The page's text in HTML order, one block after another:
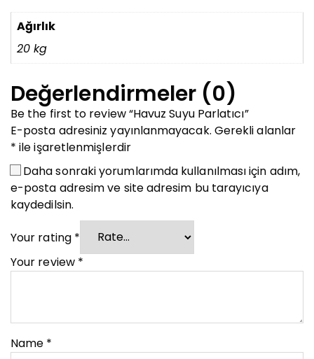
Ağırlık
20 kg
Değerlendirmeler (0)
Be the first to review “Havuz Suyu Parlatıcı”
E-posta adresiniz yayınlanmayacak. Gerekli alanlar
* ile işaretlenmişlerdir
Daha sonraki yorumlarımda kullanılması için adım,
e-posta adresim ve site adresim bu tarayıcıya
kaydedilsin.
Your rating *
Your review *
Name *